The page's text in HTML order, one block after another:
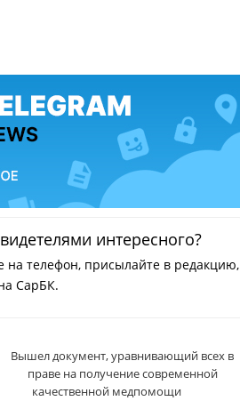
интересного?
на телефон, присылайте в редакцию,
СарБК.
Вышел документ, уравнивающий всех в
праве на получение современной
качественной медпомощи